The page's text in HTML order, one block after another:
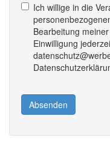
Ich willige in die
Bearbeitung
Einwilligung
Absenden